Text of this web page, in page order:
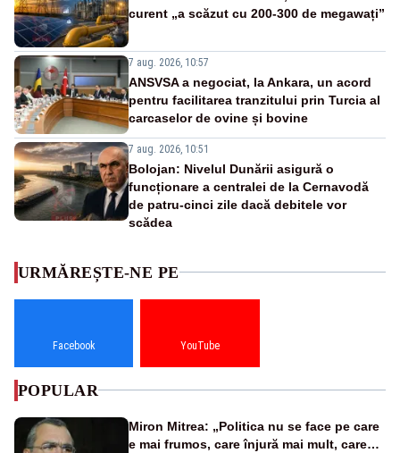
curent „a scăzut cu 200-300 de megawați”
7 aug. 2026, 10:57
ANSVSA a negociat, la Ankara, un acord
pentru facilitarea tranzitului prin Turcia al
carcaselor de ovine și bovine
7 aug. 2026, 10:51
Bolojan: Nivelul Dunării asigură o
funcționare a centralei de la Cernavodă
de patru-cinci zile dacă debitele vor
scădea
URMĂREȘTE-NE PE
Facebook YouTube
POPULAR
Miron Mitrea: „Politica nu se face pe care
e mai frumos, care înjură mai mult, care